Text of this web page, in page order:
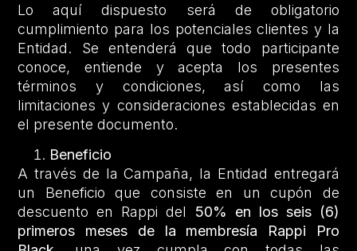
Lo aquí dispuesto será de obligatorio
cumplimiento para los potenciales clientes y la
Entidad. Se entenderá que todo participante
conoce, entiende y acepta los presentes
términos y condiciones, así como las
limitaciones y consideraciones establecidas en
el presente documento.
Beneficio
A través de la Campaña, la Entidad entregará
un Beneficio que consiste en un cupón de
descuento en Rappi del 50%
en los seis (6)
primeros meses de la membresía Rappi Pro